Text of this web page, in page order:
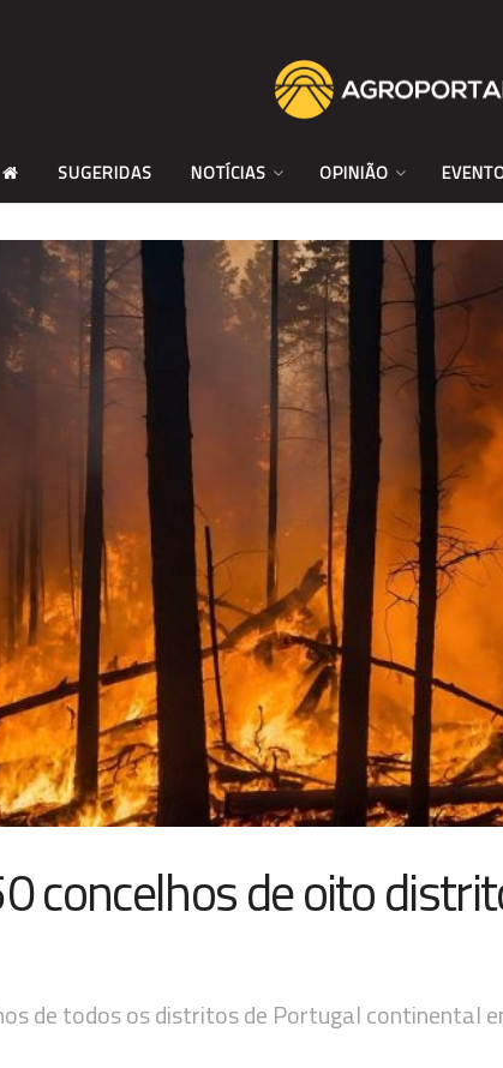
SUGERIDAS NOTÍCIAS OPINIÃO
concelhos de oito
de todos os distritos de Portugal continental